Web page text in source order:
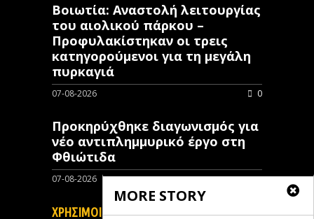
MORE STORY
Βοιωτία: Αναστολή λειτουργίας
του αιολικού πάρκου –
Προφυλακίστηκαν οι τρεις
κατηγορούμενοι για τη μεγάλη
πυρκαγιά
07-08-2026 0
Προκηρύχθηκε διαγωνισμός για
νέo αντιπλημμυρικό έργο στη
Φθιώτιδα
07-08-2026 0
ΧΡΗΣΙΜΟΙ ΣΥΝΔΕΣΜΟΙ